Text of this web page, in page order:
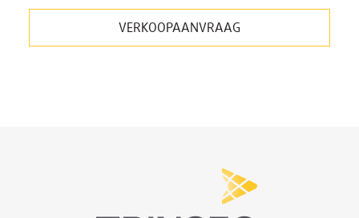
VERKOOPAANVRAAG